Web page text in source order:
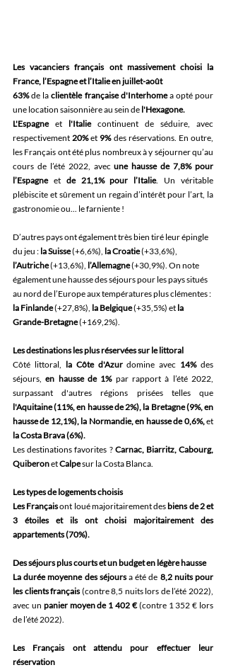
Les vacanciers français ont massivement choisi la
France, l’Espagne et l’Italie en juillet-août
63% de la clientèle française d'Interhome a opté pour
une location saisonnière au sein de l'Hexagone.
L'Espagne et l'Italie continuent de séduire, avec
respectivement 20% et 9% des réservations. En outre,
les Français ont été plus nombreux à y séjourner qu’au
cours de l’été 2022, avec une hausse de 7,8% pour
l’Espagne et de 21,1% pour l’Italie. Un véritable
plébiscite et sûrement un regain d’intérêt pour l’art, la
gastronomie ou... le farniente !
D’autres pays ont également très bien tiré leur épingle
du jeu : la Suisse (+6,6%), la Croatie (+33,6%),
l’Autriche (+13,6%), l’Allemagne (+30,9%). On note
également une hausse des séjours pour les pays situés
au nord de l’Europe aux températures plus clémentes :
la Finlande (+27,8%), la Belgique (+35,5%) et la
Grande-Bretagne (+169,2%).
Les destinations les plus réservées sur le littoral
Côté littoral, la Côte d'Azur domine avec 14% des
séjours, en hausse de 1% par rapport à l’été 2022,
surpassant d'autres régions prisées telles que
l'Aquitaine (11%, en hausse de 2%), la Bretagne (9%, en
hausse de 12,1%), la Normandie, en hausse de 0,6%, et
la Costa Brava (6%).
Les destinations favorites ? Carnac, Biarritz, Cabourg,
Quiberon et Calpe sur la Costa Blanca.
Les types de logements choisis
Les Français ont loué majoritairement des biens de 2 et
3 étoiles et ils ont choisi majoritairement des
appartements (70%).
Des séjours plus courts et un budget en légère hausse
La durée moyenne des séjours a été de 8,2 nuits pour
les clients français (contre 8,5 nuits lors de l’été 2022),
avec un panier moyen de 1 402 € (contre 1 352 € lors
de l’été 2022).
Les Français ont attendu pour effectuer leur
réservation